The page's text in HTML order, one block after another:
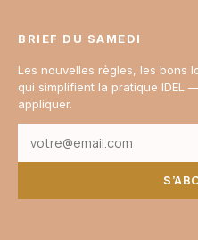
BRIEF DU SAMEDI
Les nouvelles règles, les bons
qui simplifient la pratique IDEL
appliquer.